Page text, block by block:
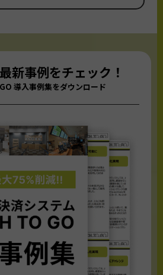
新事例をチェック！
導入事例集をダウンロード